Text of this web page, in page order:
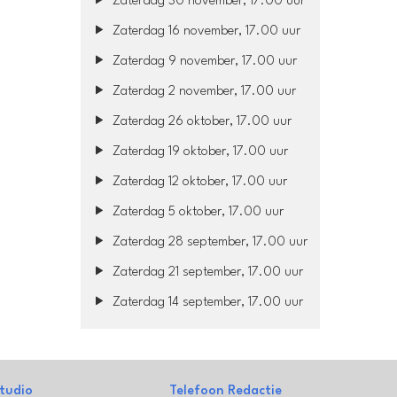
Zaterdag 16 november, 17.00 uur
Zaterdag 9 november, 17.00 uur
Zaterdag 2 november, 17.00 uur
Zaterdag 26 oktober, 17.00 uur
Zaterdag 19 oktober, 17.00 uur
Zaterdag 12 oktober, 17.00 uur
Zaterdag 5 oktober, 17.00 uur
Zaterdag 28 september, 17.00 uur
Zaterdag 21 september, 17.00 uur
Zaterdag 14 september, 17.00 uur
Telefoon Redactie